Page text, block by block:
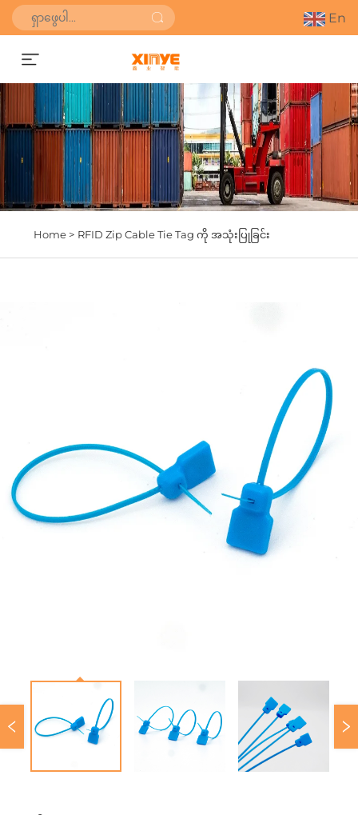
En
စျေးနှုန်းကောက်ယူရန်
Home > RFID Zip Cable Tie Tag ကို အသုံးပြုခြင်း